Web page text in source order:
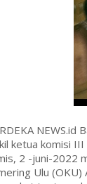
NEWS.id
ketua komisi
2 -juni-2022
Ulu